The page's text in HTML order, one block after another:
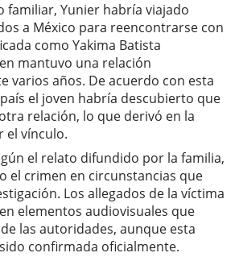
familiar, Yunier habría viajado
a México para reencontrarse con
como Yakima Batista
mantuvo una relación
varios años. De acuerdo con esta
el joven habría descubierto que
relación, lo que derivó en la
el vínculo.
el relato difundido por la familia,
el crimen en circunstancias que
Los allegados de la víctima
elementos audiovisuales que
las autoridades, aunque esta
confirmada oficialmente.